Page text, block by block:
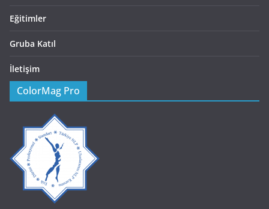
Eğitimler
Gruba Katıl
İletişim
ColorMag Pro